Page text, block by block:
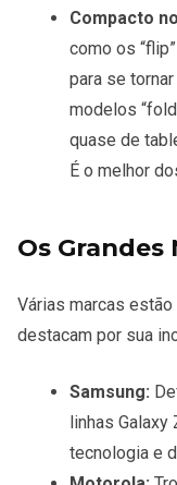
Compacto
como os
para se
modelos
quase de
É o melhor
Os
Várias marcas
destacam por sua
Samsung:
linhas
tecnologia e